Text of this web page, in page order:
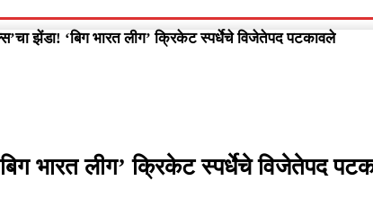
झेंडा! ‘बिग भारत लीग’ क्रिकेट स्पर्धेचे विजेतेपद पटकावले
भारत लीग’ क्रिकेट स्पर्धेचे विजेतेपद